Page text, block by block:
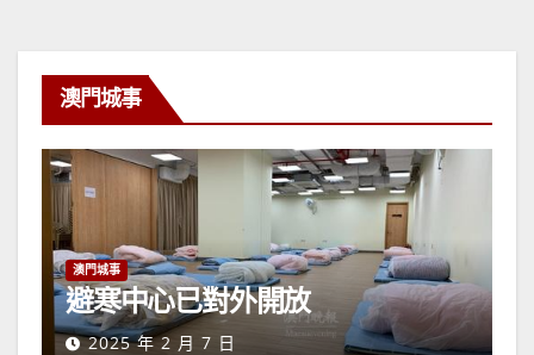
澳門城事
澳門城事
避寒中心已對外開放
2025 年 2 月 7 日